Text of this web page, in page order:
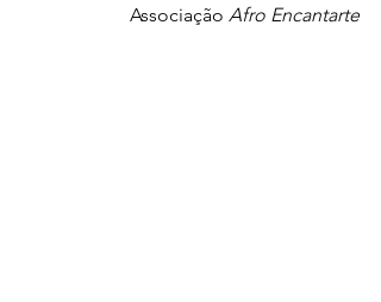
Associação Afro Encantarte